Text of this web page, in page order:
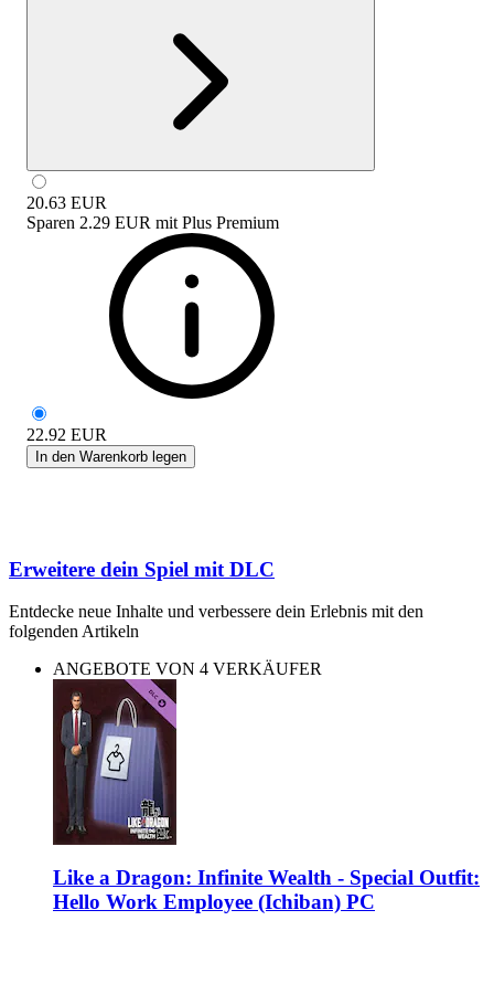
20.63 EUR
Sparen 2.29 EUR mit Plus Premium
22.92 EUR
In den Warenkorb legen
Erweitere dein Spiel mit DLC
Entdecke neue Inhalte und verbessere dein Erlebnis mit den
folgenden Artikeln
ANGEBOTE VON 4 VERKÄUFER
Like a Dragon: Infinite Wealth - Special Outfit:
Hello Work Employee (Ichiban) PC